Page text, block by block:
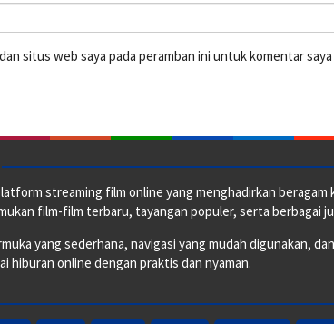
situs web saya pada peramban ini untuk komentar
streaming film online yang menghadirkan
film-film terbaru, tayangan populer, serta berbagai
yang sederhana, navigasi yang mudah digunakan,
hiburan online dengan praktis dan nyaman.